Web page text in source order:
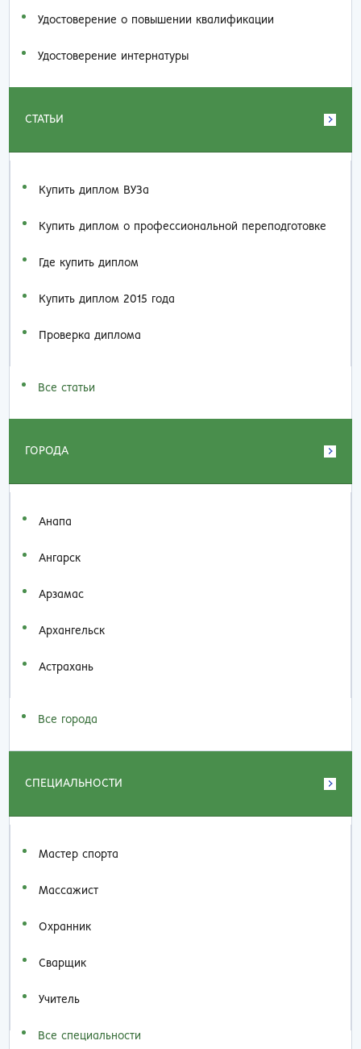
Удостоверение о повышении квалификации
Удостоверение интернатуры
СТАТЬИ
Купить диплом ВУЗа
Купить диплом о профессиональной переподготовке
Где купить диплом
Купить диплом 2015 года
Проверка диплома
Все статьи
ГОРОДА
Анапа
Ангарск
Арзамас
Архангельск
Астрахань
Все города
СПЕЦИАЛЬНОСТИ
Мастер спорта
Массажист
Охранник
Сварщик
Учитель
Все специальности